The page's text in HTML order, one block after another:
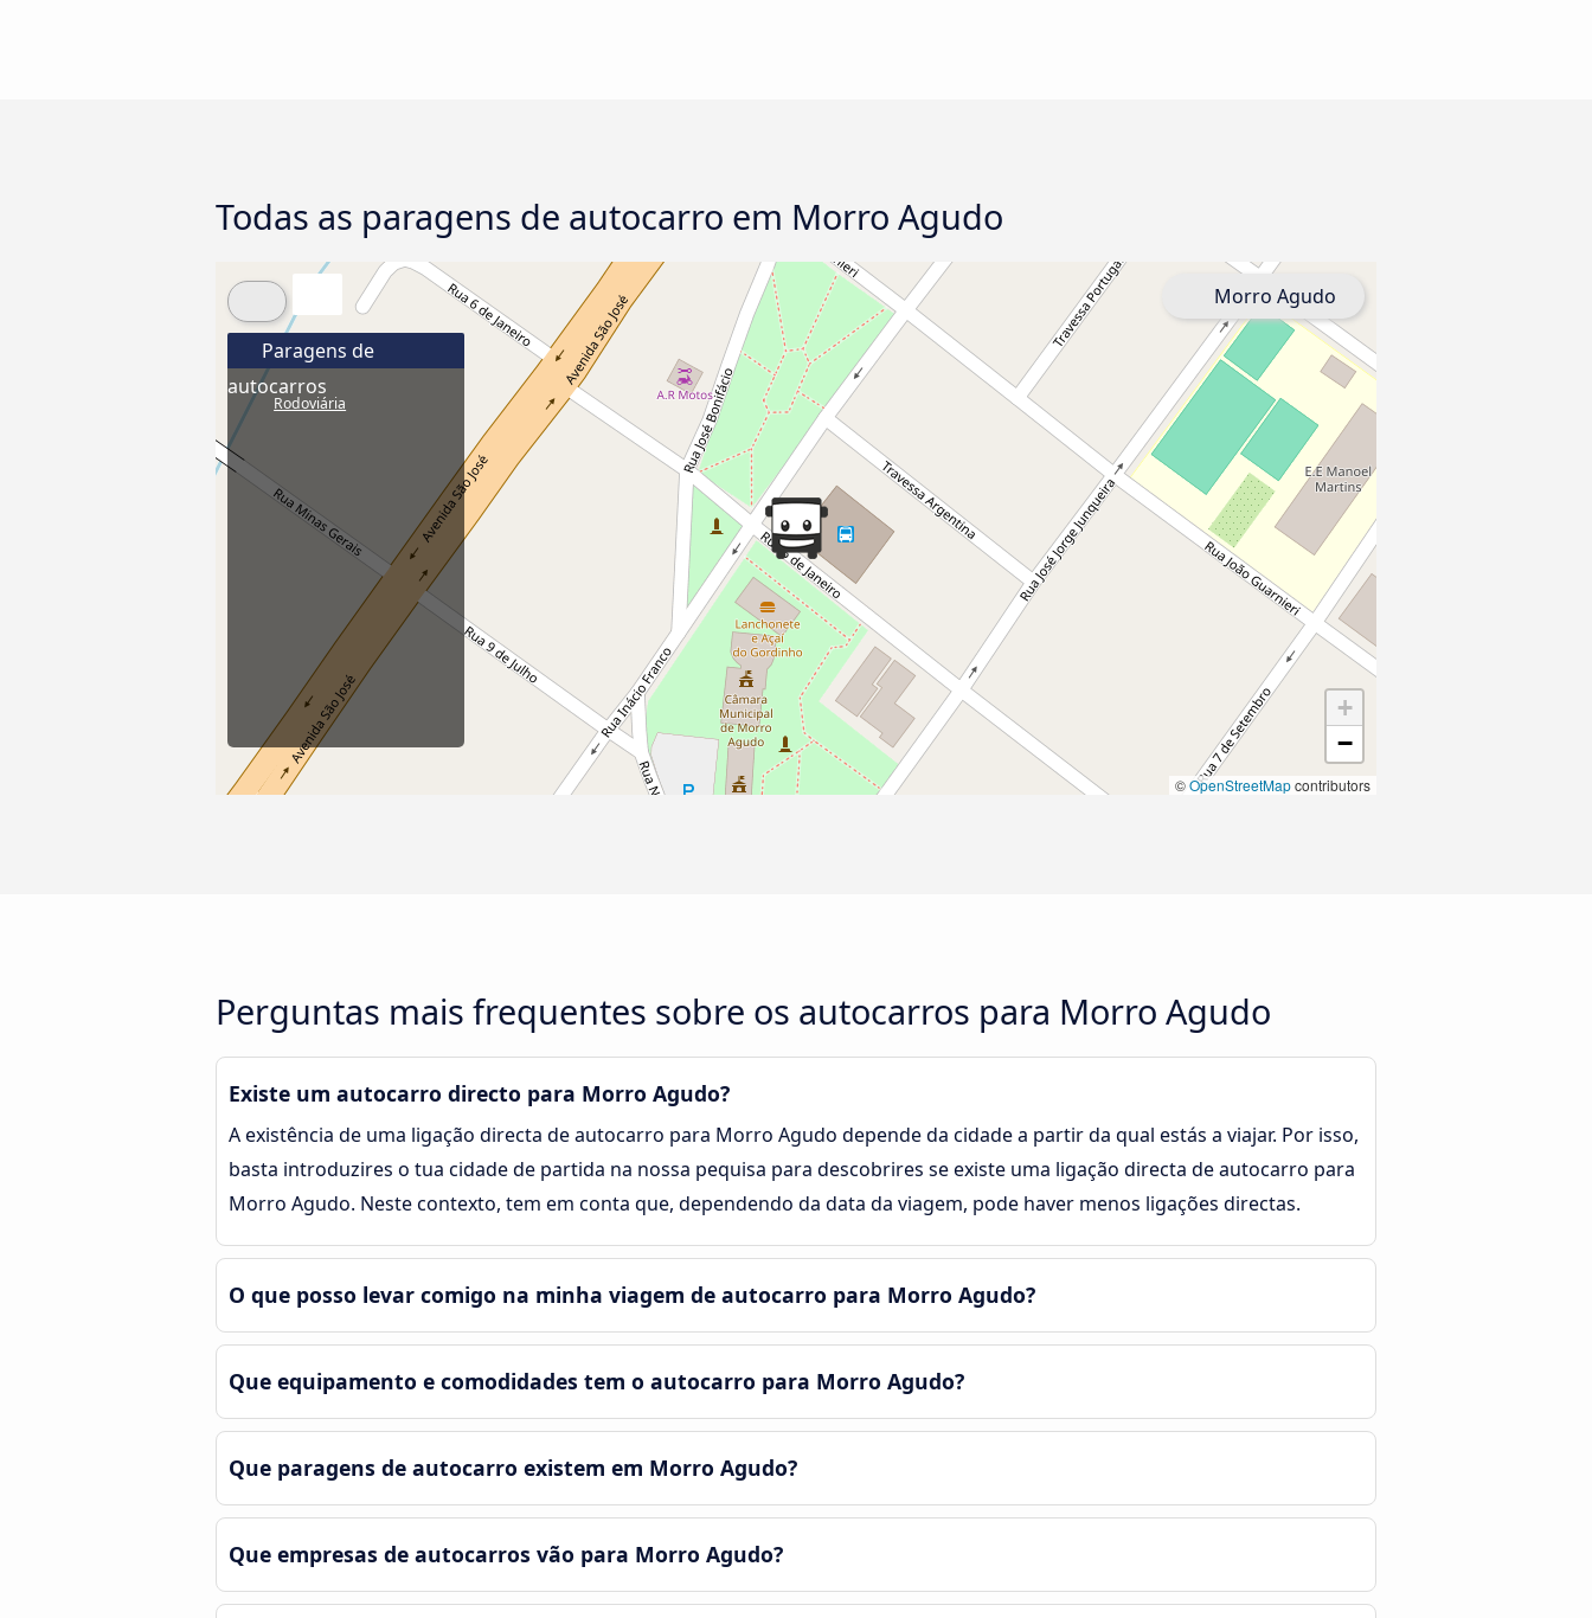
Todas as paragens de autocarro em Morro Agudo
+
−
©OpenStreetMapcontributors
Paragens de
autocarros
Rodoviária
Morro Agudo
Perguntas mais frequentes sobre os autocarros para Morro Agudo
Existe um autocarro directo para Morro Agudo?
A existência de uma ligação directa de autocarro para Morro Agudo depende da cidade a partir da qual estás a viajar. Por isso,
basta introduzires o tua cidade de partida na nossa pequisa para descobrires se existe uma ligação directa de autocarro para
Morro Agudo. Neste contexto, tem em conta que, dependendo da data da viagem, pode haver menos ligações directas.
O que posso levar comigo na minha viagem de autocarro para Morro Agudo?
Que equipamento e comodidades tem o autocarro para Morro Agudo?
Que paragens de autocarro existem em Morro Agudo?
Que empresas de autocarros vão para Morro Agudo?